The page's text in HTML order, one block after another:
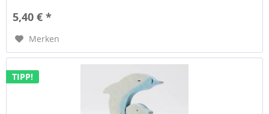
5,40 € *
Merken
TIPP!